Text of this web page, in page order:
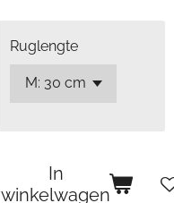
Ruglengte
In
winkelwagen